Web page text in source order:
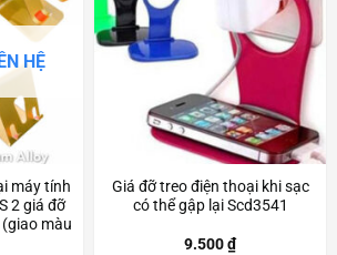
HỆ
máy tính
2 giá đỡ
màu
Giá đỡ treo điện thoại khi sạc
có thể gập lại Scd3541
9.500₫